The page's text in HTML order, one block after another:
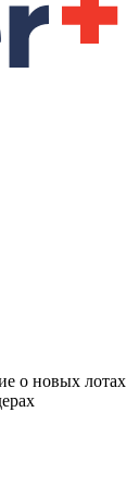
о новых лотах